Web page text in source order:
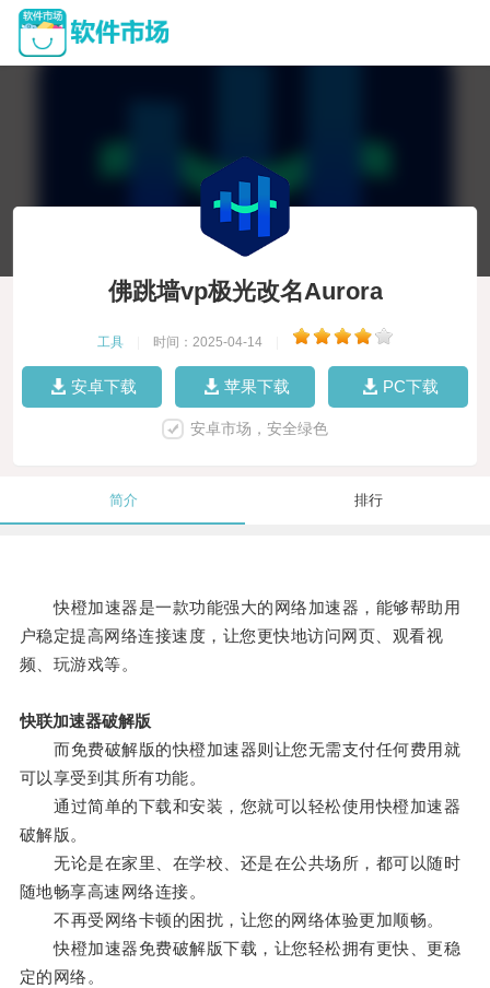
佛跳墙vp极光改名Aurora
工具 时间：2025-04-14
安卓下载 苹果下载 PC下载
安卓市场，安全绿色
简介 排行
快橙加速器是一款功能强大的网络加速器，能够帮助用
户稳定提高网络连接速度，让您更快地访问网页、观看视
频、玩游戏等。
快联加速器破解版
而免费破解版的快橙加速器则让您无需支付任何费用就
可以享受到其所有功能。
通过简单的下载和安装，您就可以轻松使用快橙加速器
破解版。
无论是在家里、在学校、还是在公共场所，都可以随时
随地畅享高速网络连接。
不再受网络卡顿的困扰，让您的网络体验更加顺畅。
快橙加速器免费破解版下载，让您轻松拥有更快、更稳
定的网络。